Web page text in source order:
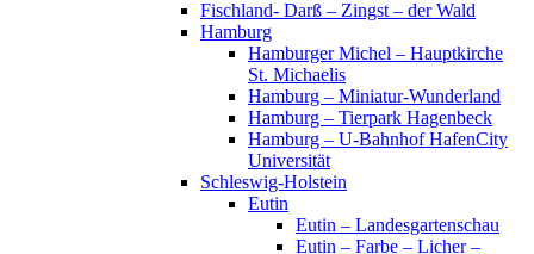
Fischland- Darß – Zingst – der Wald
Hamburg
Hamburger Michel – Hauptkirche
St. Michaelis
Hamburg – Miniatur-Wunderland
Hamburg – Tierpark Hagenbeck
Hamburg – U-Bahnhof HafenCity
Universität
Schleswig-Holstein
Eutin
Eutin – Landesgartenschau
Eutin – Farbe – Licher –